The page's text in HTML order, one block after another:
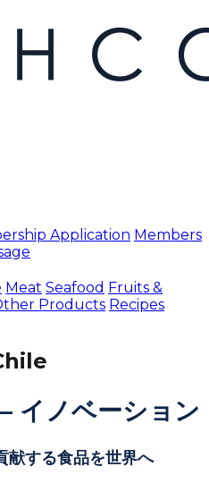
Application Members
Meat Seafood Fruits &
Products Recipes
イノベーション
献する食品を世界へ